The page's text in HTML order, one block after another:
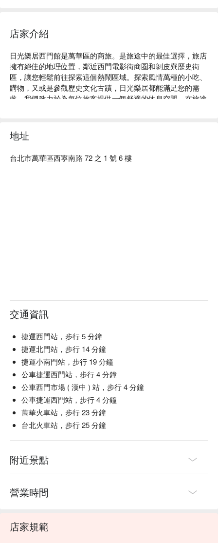
店家介紹
日光樂居西門館是萬華區的商旅。是旅途中的最佳選擇，旅店
擁有絕佳的地理位置，鄰近西門電影街商圈和剝皮寮歷史街
區，讓您輕鬆前往探索這個熱鬧區域。探索風情萬種的小吃、
購物，又或是參觀歷史文化古蹟，日光樂居都能滿足您的需
求，我們致力於為每位旅客提供一個舒適的休息空間，在旅途
日光樂居西門館推薦：旅店以現代風格的設計理念為基礎，我
們注重細節，提供貼心服務和先進的設施，帶給旅客舒適輕鬆
親切的服務。此外，旅館周圍擁有豐富的美食和購物選擇，都
地址
台北市萬華區西寧南路 72 之 1 號 6 樓
交通資訊
捷運西門站，步行 5 分鐘
捷運北門站，步行 14 分鐘
捷運小南門站，步行 19 分鐘
公車捷運西門站，步行 4 分鐘
公車西門市場 ( 漢中 ) 站，步行 4 分鐘
公車捷運西門站，步行 4 分鐘
萬華火車站，步行 23 分鐘
台北火車站，步行 25 分鐘
附近景點
營業時間
店家規範